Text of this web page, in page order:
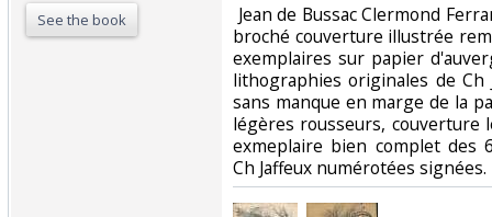
See the book
Jean de Bussac Clermond
broché couverture illustrée
exemplaires sur papier
lithographies originales de Ch
sans manque en marge de la
légères rousseurs,
exmeplaire bien complet des
Ch Jaffeux numérotées